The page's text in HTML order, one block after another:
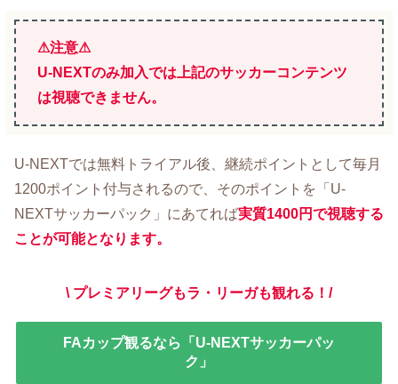
⚠注意⚠
U-NEXTのみ加入では上記のサッカーコンテンツ
は視聴できません。
U-NEXTでは無料トライアル後、継続ポイントとして毎月
1200ポイント付与されるので、そのポイントを「U-
NEXTサッカーパック」にあてれば実質1400円で視聴する
ことが可能となります。
\ プレミアリーグもラ・リーガも観れる！/
FAカップ観るなら「U-NEXTサッカーパッ
ク」